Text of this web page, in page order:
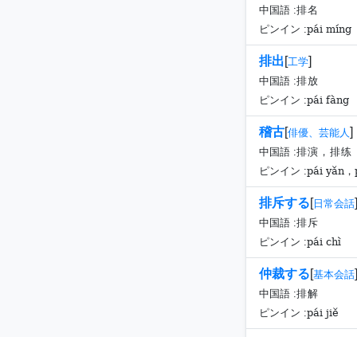
中国語 :排名
ピンイン :pái míng
排出[工学]
中国語 :排放
ピンイン :pái fàng
稽古[俳優、芸能人]
中国語 :排演，排练
ピンイン :pái yǎn
排斥する[ 日常会話]
中国語 :排斥
ピンイン :pái chì
仲裁する[基本会話]
中国語 :排解
ピンイン :pái jiě